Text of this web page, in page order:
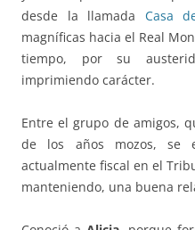
desde la llamada Casa
magníficas hacia el Real
tiempo, por su
imprimiendo carácter.
Entre el grupo de amigos,
de los años mozos, se
actualmente fiscal en el
manteniendo, una buena